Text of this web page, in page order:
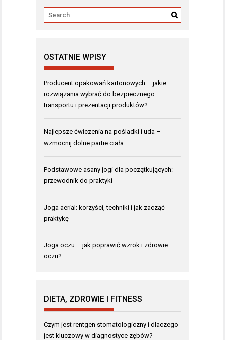
OSTATNIE WPISY
Producent opakowań kartonowych – jakie
rozwiązania wybrać do bezpiecznego
transportu i prezentacji produktów?
Najlepsze ćwiczenia na pośladki i uda –
wzmocnij dolne partie ciała
Podstawowe asany jogi dla początkujących:
przewodnik do praktyki
Joga aerial: korzyści, techniki i jak zacząć
praktykę
Joga oczu – jak poprawić wzrok i zdrowie
oczu?
DIETA, ZDROWIE I FITNESS
Czym jest rentgen stomatologiczny i dlaczego
jest kluczowy w diagnostyce zębów?